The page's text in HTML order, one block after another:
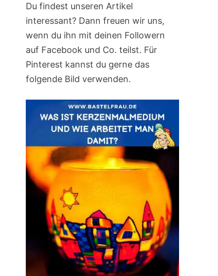
Du findest unseren Artikel
interessant? Dann freuen wir uns,
wenn du ihn mit deinen Followern
auf Facebook und Co. teilst. Für
Pinterest kannst du gerne das
folgende Bild verwenden.